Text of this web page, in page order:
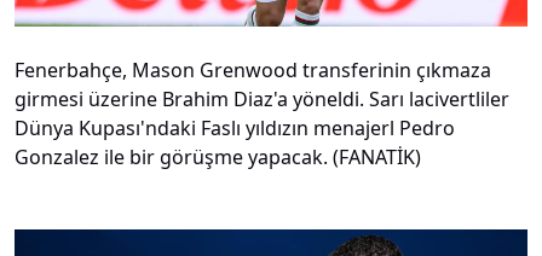
Fenerbahçe, Mason Grenwood transferinin çıkmaza
girmesi üzerine Brahim Diaz'a yöneldi. Sarı lacivertliler
Dünya Kupası'ndaki Faslı yıldızın menajerl Pedro
Gonzalez ile bir görüşme yapacak. (FANATİK)